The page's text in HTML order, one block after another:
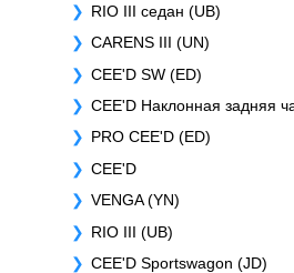
RIO III седан (UB)
CARENS III (UN)
CEE'D SW (ED)
CEE'D Наклонная задняя
PRO CEE'D (ED)
CEE'D
VENGA (YN)
RIO III (UB)
CEE'D Sportswagon (JD)